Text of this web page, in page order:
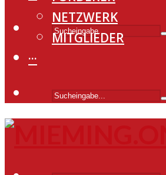
NETZWERK
MITGLIEDER
···